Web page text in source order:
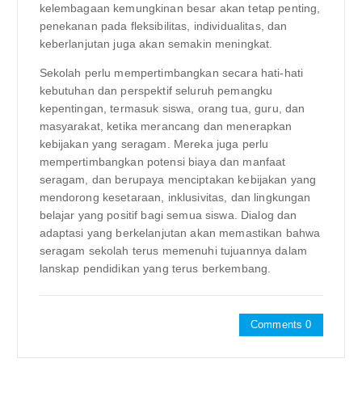
kelembagaan kemungkinan besar akan tetap penting,
penekanan pada fleksibilitas, individualitas, dan
keberlanjutan juga akan semakin meningkat.
Sekolah perlu mempertimbangkan secara hati-hati
kebutuhan dan perspektif seluruh pemangku
kepentingan, termasuk siswa, orang tua, guru, dan
masyarakat, ketika merancang dan menerapkan
kebijakan yang seragam. Mereka juga perlu
mempertimbangkan potensi biaya dan manfaat
seragam, dan berupaya menciptakan kebijakan yang
mendorong kesetaraan, inklusivitas, dan lingkungan
belajar yang positif bagi semua siswa. Dialog dan
adaptasi yang berkelanjutan akan memastikan bahwa
seragam sekolah terus memenuhi tujuannya dalam
lanskap pendidikan yang terus berkembang.
Comments 0